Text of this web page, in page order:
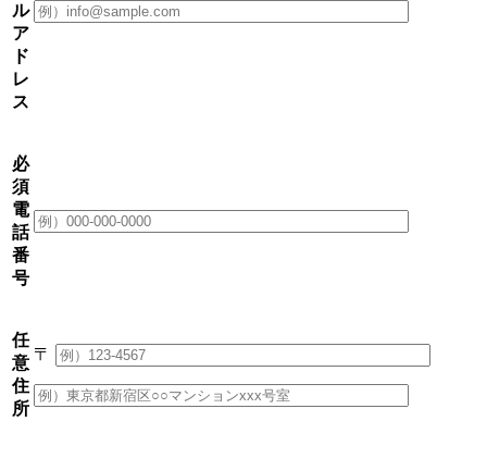
ル
ア
ド
レ
ス
必
須
電
話
番
号
任
意
住
所
〒